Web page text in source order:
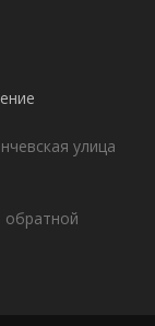
улица
обратной